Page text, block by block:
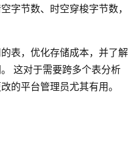
字节数、时空穿梭字节数，
表，优化存储成本，并了解
这对于需要跨多个表分析
的平台管理员尤其有用。